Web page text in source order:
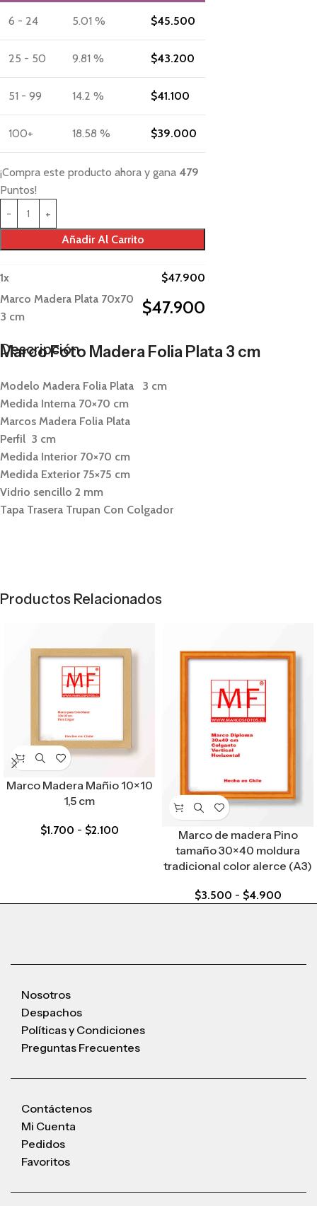
6 - 24 5.01 % $45.500
25 - 50 9.81 % $43.200
51 - 99 14.2 % $41.100
100+ 18.58 % $39.000
¡Compra este producto ahora y gana 479
Puntos!
Añadir Al Carrito
1x $47.900
Marco Madera Plata 70x70
3 cm
$47.900
Descripción
Marco Foto Madera Folia Plata 3 cm
Modelo Madera Folia Plata 3 cm
Medida Interna 70×70 cm
Marcos Madera Folia Plata
Perfil 3 cm
Medida Interior 70×70 cm
Medida Exterior 75×75 cm
Vidrio sencillo 2 mm
Tapa Trasera Trupan Con Colgador
Productos Relacionados
Marco Madera Mañio 10×10
1,5 cm
$1.700 - $2.100
Marco de madera Pino
tamaño 30×40 moldura
tradicional color alerce (A3)
$3.500 - $4.900
Nosotros
Despachos
Políticas y Condiciones
Preguntas Frecuentes
Contáctenos
Mi Cuenta
Pedidos
Favoritos